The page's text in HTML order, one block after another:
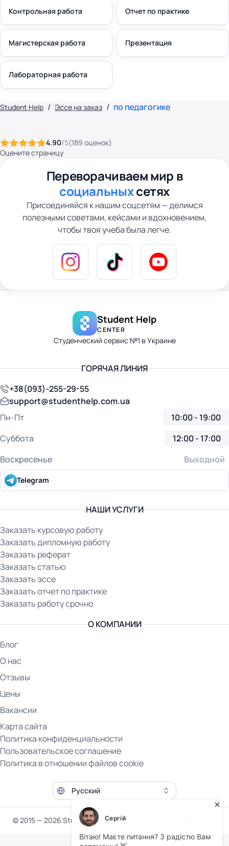
Контрольная работа Отчет по практике
Магистерская работа Презентация
Лабораторная работа
Student Help Эссе на заказ по педагогике
4.90/5(189 оценок)
Оцените страницу
Переворачиваем мир в
социальныхсетях
Присоединяйся к нашим соцсетям — делимся
полезными советами, кейсами и вдохновением,
чтобы твоя учеба была легче.
Student Help
CENTER
Студенческий сервис №1 в Украине
НАШИ УСЛУГИ
Заказать курсовую работу
Заказать дипломную работу
Заказать реферат
Заказать статью
Заказать эссе
Заказать отчет по практике
Заказать работу срочно
О КОМПАНИИ
Блог
О нас
Отзывы
Цены
Вакансии
Карта сайта
Политика конфиденциальности
Пользовательское соглашение
Политика в отношении файлов cookie
ГОРЯЧАЯ ЛИНИЯ
+38(093)-255-29-55
support@studenthelp.com.ua
Пн-Пт
10:00 - 19:00
Суббота
12:00 - 17:00
Воскресенье
Выходной
Telegram
Язык сайта
© 2015 — 2026 Student Help. Все права защищены